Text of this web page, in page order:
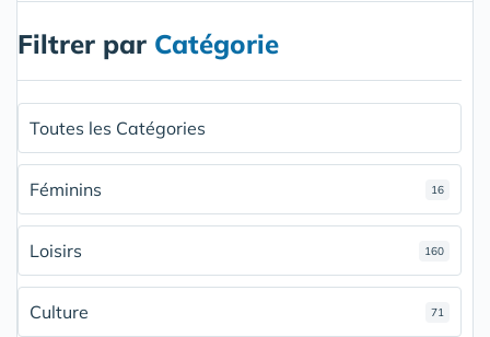
Filtrer par Catégorie
Toutes les Catégories
Féminins 16
Loisirs 160
Culture 71